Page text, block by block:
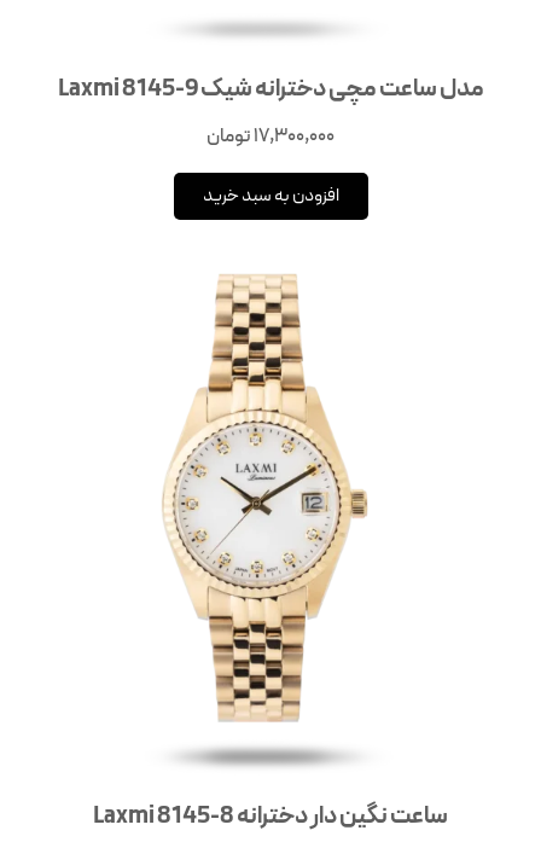
مدل ساعت مچی دخترانه شیک Laxmi 8145-9
17,300,000تومان
افزودن به سبد خرید
ساعت نگین دار دخترانه Laxmi 8145-8